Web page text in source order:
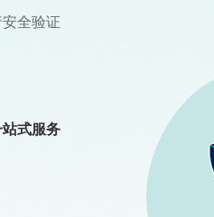
全验证
式服务